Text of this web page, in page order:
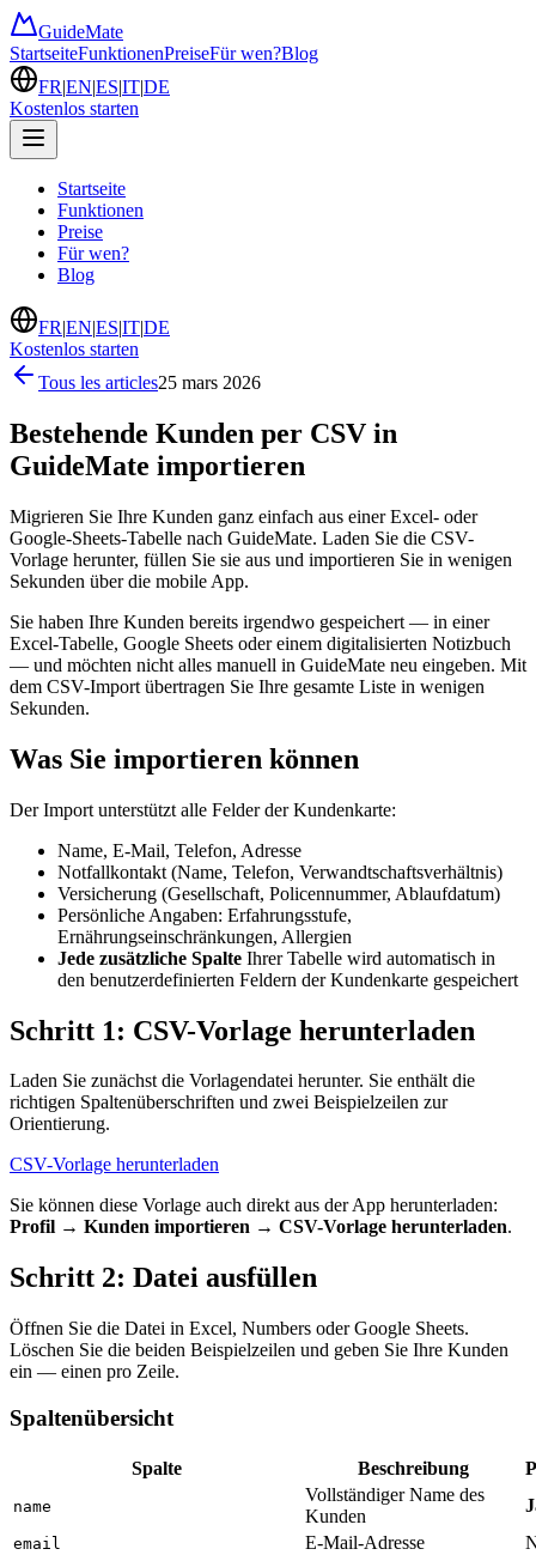
GuideMate
StartseiteFunktionenPreiseFür wen?Blog
FR|EN|ES|IT|DE
Kostenlos starten
Startseite
Funktionen
Preise
Für wen?
Blog
FR|EN|ES|IT|DE
Kostenlos starten
Tous les articles25 mars 2026
Bestehende Kunden per CSV in
GuideMate importieren
Migrieren Sie Ihre Kunden ganz einfach aus einer Excel- oder
Google-Sheets-Tabelle nach GuideMate. Laden Sie die CSV-
Vorlage herunter, füllen Sie sie aus und importieren Sie in wenigen
Sekunden über die mobile App.
Sie haben Ihre Kunden bereits irgendwo gespeichert — in einer
Excel-Tabelle, Google Sheets oder einem digitalisierten Notizbuch
— und möchten nicht alles manuell in GuideMate neu eingeben. Mit
dem CSV-Import übertragen Sie Ihre gesamte Liste in wenigen
Sekunden.
Was Sie importieren können
Der Import unterstützt alle Felder der Kundenkarte:
Name, E-Mail, Telefon, Adresse
Notfallkontakt (Name, Telefon, Verwandtschaftsverhältnis)
Versicherung (Gesellschaft, Policennummer, Ablaufdatum)
Persönliche Angaben: Erfahrungsstufe,
Ernährungseinschränkungen, Allergien
Jede zusätzliche Spalte Ihrer Tabelle wird automatisch in
den benutzerdefinierten Feldern der Kundenkarte gespeichert
Schritt 1: CSV-Vorlage herunterladen
Laden Sie zunächst die Vorlagendatei herunter. Sie enthält die
richtigen Spaltenüberschriften und zwei Beispielzeilen zur
Orientierung.
CSV-Vorlage herunterladen
Sie können diese Vorlage auch direkt aus der App herunterladen:
Profil → Kunden importieren → CSV-Vorlage herunterladen.
Schritt 2: Datei ausfüllen
Öffnen Sie die Datei in Excel, Numbers oder Google Sheets.
Löschen Sie die beiden Beispielzeilen und geben Sie Ihre Kunden
ein — einen pro Zeile.
Spaltenübersicht
Spalte Beschreibung
name
Vollständiger Name des
Kunden
email E-Mail-Adresse